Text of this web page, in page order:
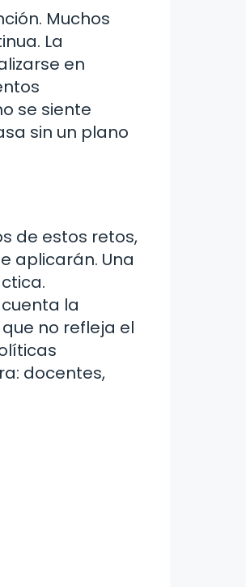
Muchos
La
en
se siente
sin un plano
de estos retos,
aplicarán. Una
la
no refleja el
docentes,